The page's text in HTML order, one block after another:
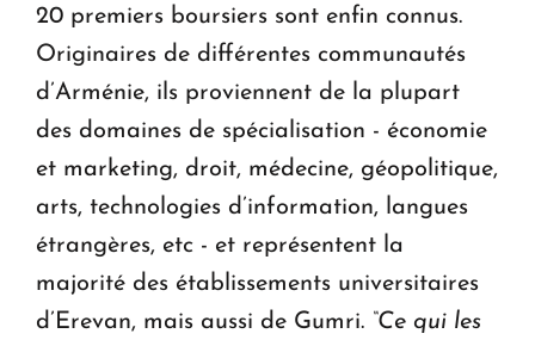
20 premiers boursiers sont enfin connus.
Originaires de différentes communautés
d’Arménie, ils proviennent de la plupart
des domaines de spécialisation - économie
et marketing, droit, médecine, géopolitique,
arts, technologies d’information, langues
étrangères, etc - et représentent la
majorité des établissements universitaires
d’Erevan, mais aussi de Gumri. “Ce qui les